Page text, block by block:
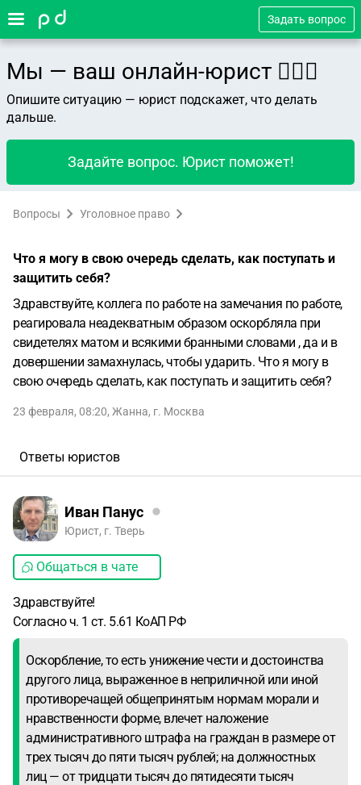
Задать вопрос
Мы — ваш онлайн-юрист 👨🏻‍⚖️
Опишите ситуацию — юрист подскажет, что делать
дальше.
Задайте вопрос. Юрист поможет!
Вопросы Уголовное право
Что я могу в свою очередь сделать, как поступать и
защитить себя?
Здравствуйте, коллега по работе на замечания по работе,
реагировала неадекватным образом оскорбляла при
свидетелях матом и всякими бранными словами , да и в
довершении замахнулась, чтобы ударить. Что я могу в
свою очередь сделать, как поступать и защитить себя?
23 февраля, 08:20, Жанна, г. Москва
Ответы юристов
Иван Панус
Юрист, г. Тверь
Общаться в чате
Здравствуйте!
Согласно ч. 1 ст. 5.61 КоАП РФ
Оскорбление, то есть унижение чести и достоинства
другого лица, выраженное в неприличной или иной
противоречащей общепринятым нормам морали и
нравственности форме, влечет наложение
административного штрафа на граждан в размере от
трех тысяч до пяти тысяч рублей; на должностных
лиц — от тридцати тысяч до пятидесяти тысяч